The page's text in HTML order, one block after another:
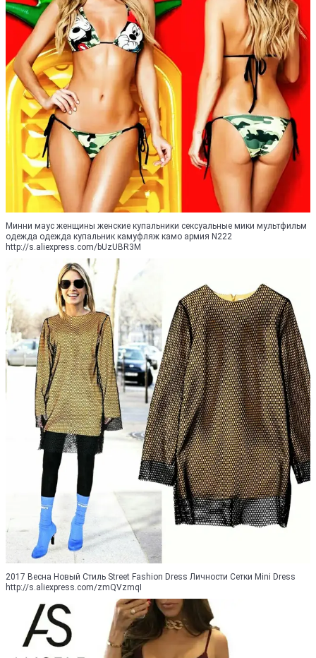
Минни маус женщины женские купальники сексуальные мики мультфильм
одежда одежда купальник камуфляж камо армия N222
http://s.aliexpress.com/bUzUBR3M
2017 Весна Новый Стиль Street Fashion Dress Личности Сетки Mini Dress
http://s.aliexpress.com/zmQVzmqI